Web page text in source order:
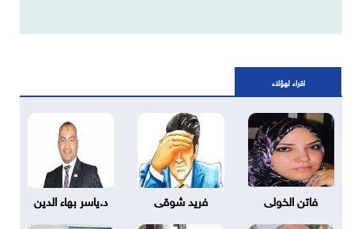
اقراء لهؤلاء
فاتن الخولى فريد شوقى د.ياسر بهاء الدين